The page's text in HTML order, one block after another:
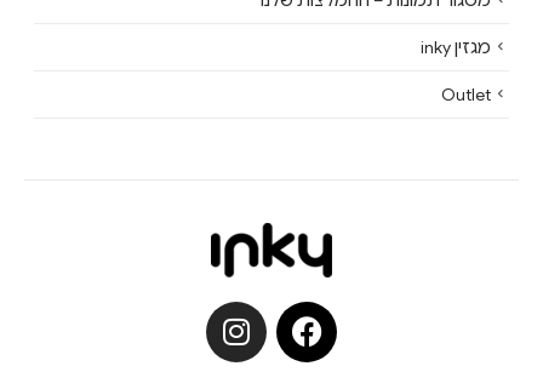
מגזין inky
Outlet